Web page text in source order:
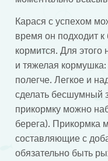
Карася с успехом
время он подходит к
кормится. Для этого
и тяжелая
полегче. Легкое и
сделать бесшумный
прикормку можно
берега). Прикормка
составляющие с
обязательно быть